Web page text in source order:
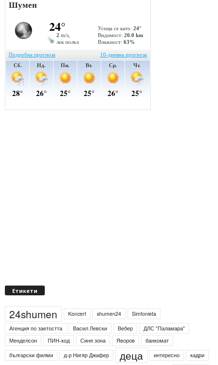
Етикети
24shumen Koncert shumen24
Simfonieta
Агенция по заетостта
Васил Левски Вебер
ДЛС "Паламара"
Менделсон
ПИН-код Синя зона Яворов
банкомат
български филми
д-р Нигяр Джафер деца интересно кадри